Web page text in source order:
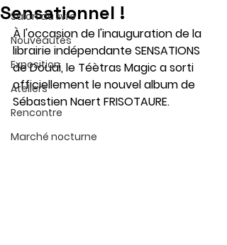
Salon du livre
Nouveautés
Exposition
Ateliers
Rencontre
Marché nocturne
Sensationnel !
À l'occasion de l'inauguration de la
librairie indépendante SENSATIONS
de Douai, le Téètras Magic a sorti
officiellement le nouvel album de
Sébastien Naert FRISOTAURE.